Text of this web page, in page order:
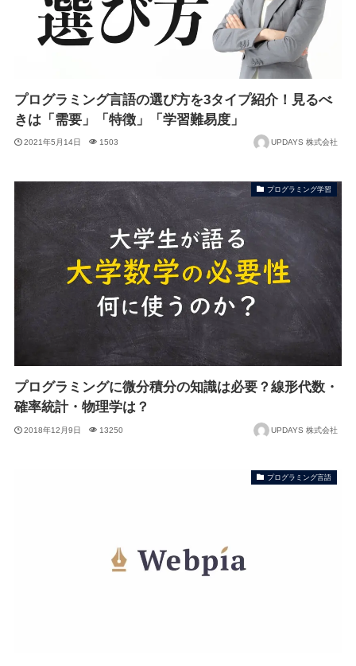
プログラミング言語の選び方を3タイプ紹介！見るべ
きは「需要」「特徴」「学習難易度」
2021年5月14日 1503 UPDAYS 株式会社
プログラミング学習
プログラミングに微分積分の知識は必要？線形代数・
確率統計・物理学は？
2018年12月9日 13250 UPDAYS 株式会社
プログラミング言語